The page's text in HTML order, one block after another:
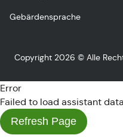
Gebärdensprache
Copyright 2026 © Alle
Error
Failed to load assistant data
Refresh Page